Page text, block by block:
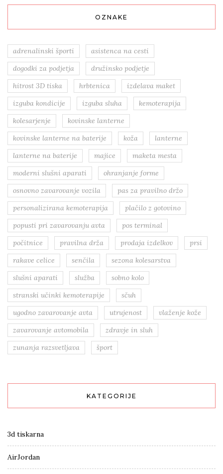
OZNAKE
adrenalinski športi
asistenca na cesti
dogodki za podjetja
družinsko podjetje
hitrost 3D tiska
hrbtenica
izdelava maket
izguba kondicije
izguba sluha
kemoterapija
kolesarjenje
kovinske lanterne
kovinske lanterne na baterije
koža
lanterne
lanterne na baterije
majice
maketa mesta
moderni slušni aparati
ohranjanje forme
osnovno zavarovanje vozila
pas za pravilno držo
personalizirana kemoterapija
plačilo z gotovino
popusti pri zavarovanju avta
pos terminal
počitnice
pravilna drža prodaja izdelkov
prsi
rakave celice
senčila
sezona kolesarstva
slušni aparati
služba
sobno kolo
stranski učinki kemoterapije
sčuh
ugodno zavarovanje avta
utrujenost
vlaženje kože
zavarovanje avtomobila
zdravje in sluh
zunanja razsvetljava
šport
KATEGORIJE
3d tiskarna
AirJordan